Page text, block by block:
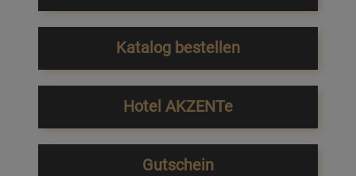
Katalog bestellen
Hotel AKZENTe
Gutschein